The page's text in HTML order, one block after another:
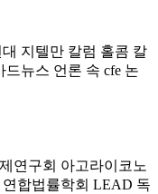
지텔만 칼럼 홀콤 칼
드뉴스 언론 속 cfe 논
연구회 아고라이코노
연합법률학회 LEAD 독